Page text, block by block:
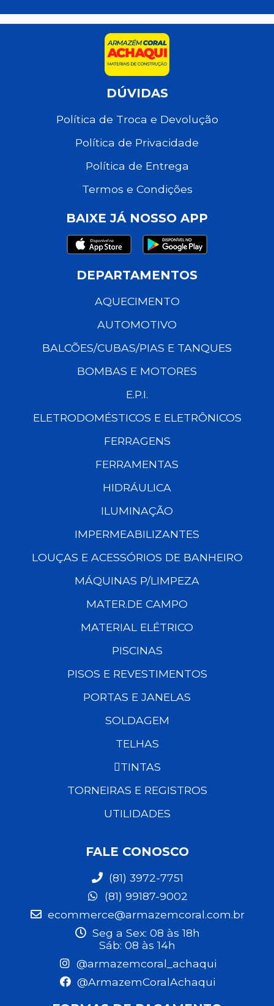
DÚVIDAS
Política de Troca e Devolução
Política de Privacidade
Política de Entrega
Termos e Condições
BAIXE JÁ NOSSO APP
DEPARTAMENTOS
AQUECIMENTO
AUTOMOTIVO
BALCÕES/CUBAS/PIAS E TANQUES
BOMBAS E MOTORES
E.P.I.
ELETRODOMÉSTICOS E ELETRÔNICOS
FERRAGENS
FERRAMENTAS
HIDRÁULICA
ILUMINAÇÃO
IMPERMEABILIZANTES
LOUÇAS E ACESSÓRIOS DE BANHEIRO
MÁQUINAS P/LIMPEZA
MATER.DE CAMPO
MATERIAL ELÉTRICO
PISCINAS
PISOS E REVESTIMENTOS
PORTAS E JANELAS
SOLDAGEM
TELHAS
TINTAS
TORNEIRAS E REGISTROS
UTILIDADES
FALE CONOSCO
(81) 3972-7751
(81) 99187-9002
ecommerce@armazemcoral.com.br
Seg a Sex: 08 às 18h
Sáb: 08 às 14h
@armazemcoral_achaqui
@ArmazemCoralAchaqui